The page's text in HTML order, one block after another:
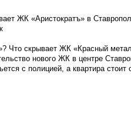
ЖК «Аристократъ» в
Что скрывает ЖК «Красный
нового ЖК в центре
с полицией, а квартира стоит